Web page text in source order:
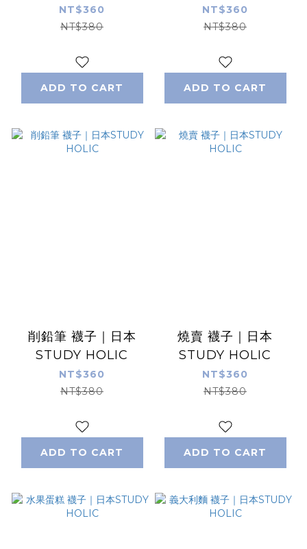
HOLIC
NT$360
NT$380
ADD TO CART
NT$360
NT$380
ADD TO CART
削鉛筆 襪子｜日本
STUDY HOLIC
NT$360
NT$380
ADD TO CART
燒賣 襪子｜日本
STUDY HOLIC
NT$360
NT$380
ADD TO CART